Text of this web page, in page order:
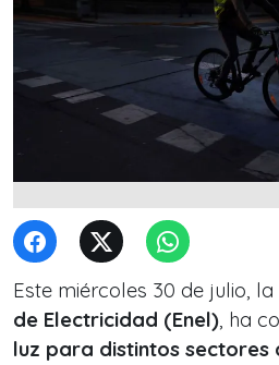
Este miércoles 30 de julio, la
de Electricidad (Enel), ha
luz para distintos sectores